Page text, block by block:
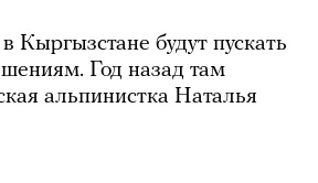
Кыргызстане будут пускать
Год назад там
альпинистка Наталья